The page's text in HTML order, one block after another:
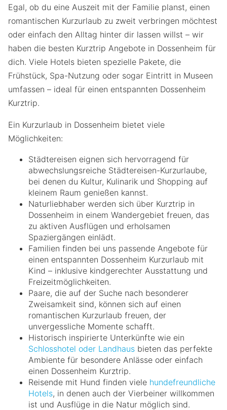
Egal, ob du eine Auszeit mit der Familie planst, einen
romantischen Kurzurlaub zu zweit verbringen möchtest
oder einfach den Alltag hinter dir lassen willst – wir
haben die besten Kurztrip Angebote in Dossenheim für
dich. Viele Hotels bieten spezielle Pakete, die
Frühstück, Spa-Nutzung oder sogar Eintritt in Museen
umfassen – ideal für einen entspannten Dossenheim
Kurztrip.
Ein Kurzurlaub in Dossenheim bietet viele
Möglichkeiten:
Städtereisen eignen sich hervorragend für
abwechslungsreiche Städtereisen-Kurzurlaube,
bei denen du Kultur, Kulinarik und Shopping auf
kleinem Raum genießen kannst.
Naturliebhaber werden sich über Kurztrip in
Dossenheim in einem Wandergebiet freuen, das
zu aktiven Ausflügen und erholsamen
Spaziergängen einlädt.
Familien finden bei uns passende Angebote für
einen entspannten Dossenheim Kurzurlaub mit
Kind – inklusive kindgerechter Ausstattung und
Freizeitmöglichkeiten.
Paare, die auf der Suche nach besonderer
Zweisamkeit sind, können sich auf einen
romantischen Kurzurlaub freuen, der
unvergessliche Momente schafft.
Historisch inspirierte Unterkünfte wie ein
Schlosshotel oder Landhaus bieten das perfekte
Ambiente für besondere Anlässe oder einfach
einen Dossenheim Kurztrip.
Reisende mit Hund finden viele hundefreundliche
Hotels, in denen auch der Vierbeiner willkommen
ist und Ausflüge in die Natur möglich sind.